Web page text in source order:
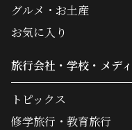
グルメ・お土産
お気に入り
旅行会社・学校・メデ
トピックス
修学旅行・教育旅行